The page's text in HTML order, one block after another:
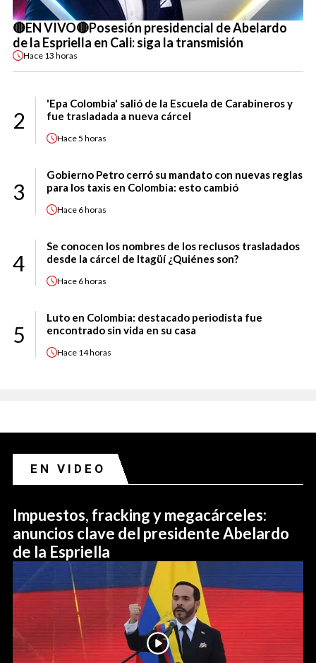
🔴EN VIVO🔴Posesión presidencial de Abelardo
de la Espriella en Cali: siga la transmisión
Hace 13 horas
2
'Epa Colombia' salió de la Escuela de Carabineros y
fue trasladada a nueva cárcel
Hace5 horas
3
Gobierno Petro cerró su mandato con nuevas reglas
para los taxis en Colombia: esto cambió
Hace 6 horas
4
Se conocen los nombres de los reclusos trasladados
desde la cárcel de Itagüí ¿Quiénes son?
Hace 6 horas
5
Luto en Colombia: destacado periodista fue
encontrado sin vida en su casa
Hace 14 horas
EN VIDEO
Impuestos, fracking y megacárceles:
anuncios clave del presidente Abelardo
de la Espriella